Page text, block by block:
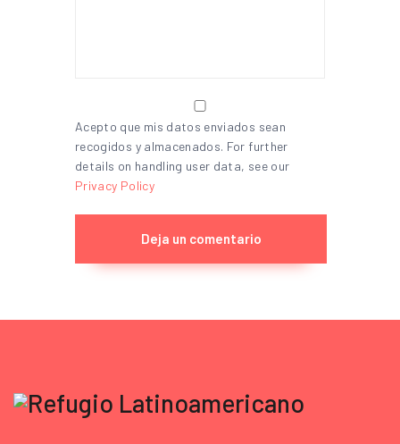
Acepto que mis datos enviados sean
recogidos y almacenados. For further
details on handling user data, see our
Privacy Policy